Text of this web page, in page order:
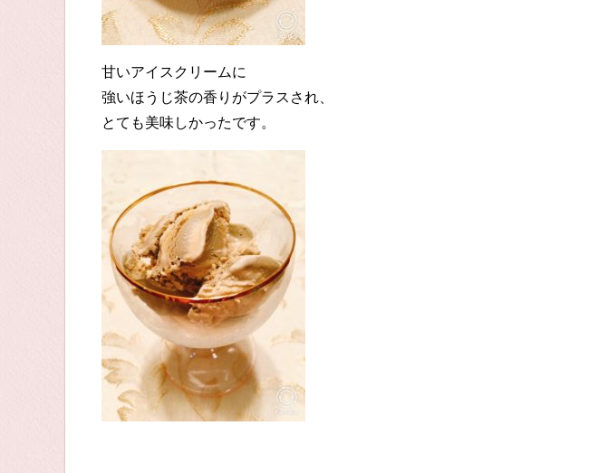
甘いアイスクリームに
強いほうじ茶の香りがプラスされ、
とても美味しかったです。